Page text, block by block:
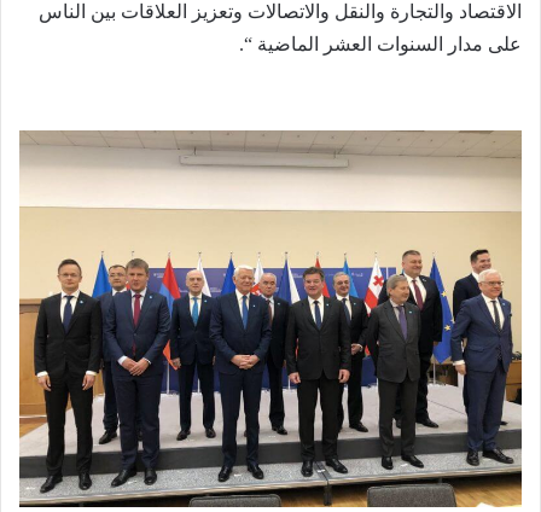
الاقتصاد والتجارة والنقل والاتصالات وتعزيز العلاقات بين الناس
على مدار السنوات العشر الماضية “.